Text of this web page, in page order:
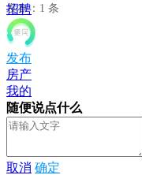
发布：1 条
招聘
发布
房产
我的
随便说点什么
取消 确定